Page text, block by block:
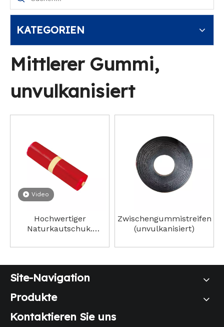
KATEGORIEN
Mittlerer Gummi,
unvulkanisiert
Video
Hochwertiger
Naturkautschuk.
(unvulkanisiert),
Zwischengummistreifen
(unvulkanisiert)
Site-Navigation
Produkte
Kontaktieren Sie uns